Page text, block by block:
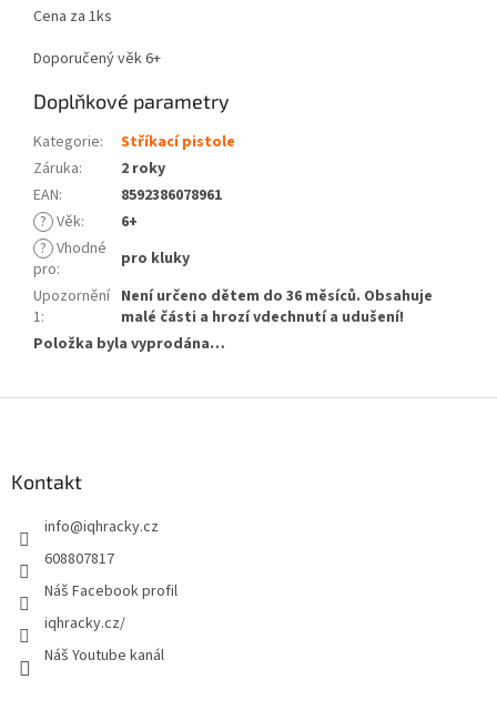
Cena za 1ks
Doporučený věk 6+
Doplňkové parametry
Kategorie:
Stříkací pistole
Záruka:
2 roky
EAN:
8592386078961
? Věk:
6+
? Vhodné
pro:
pro kluky
Upozornění
1:
Není určeno dětem do 36 měsíců. Obsahuje
malé části a hrozí vdechnutí a udušení!
Položka byla vyprodána…
Kontakt
info@iqhracky.cz
608807817
Náš Facebook profil
iqhracky.cz/
Náš Youtube kanál